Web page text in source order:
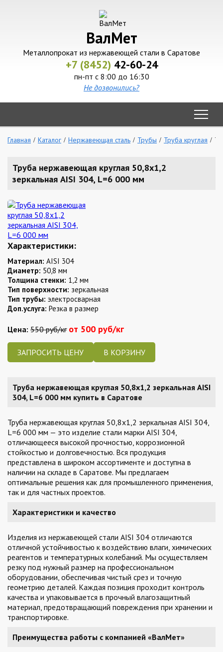
ВалМет
Металлопрокат из нержавеющей стали в Саратове
+7 (8452) 42-60-24
пн-пт с 8:00 до 16:30
Не дозвонились?
Главная Каталог Нержавеющая сталь Трубы Труба круглая
Труба нержавеющая круглая 50,8х1,2
зеркальная AISI 304, L=6 000 мм
Характеристики:
Материал: AISI 304
Диаметр: 50,8 мм
Толщина стенки: 1,2 мм
Тип поверхности: зеркальная
Тип трубы: электросварная
Доп.услуга: Резка в размер
Цена: 550 руб/кг от 500 руб/кг
ЗАПРОСИТЬ ЦЕНУ
Труба нержавеющая круглая 50,8х1,2 зеркальная AISI
304, L=6 000 мм купить в Саратове
Труба нержавеющая круглая 50,8х1,2 зеркальная AISI 304,
L=6 000 мм — это изделие стали марки AISI 304,
отличающееся высокой прочностью, коррозионной
стойкостью и долговечностью. Вся продукция
представлена в широком ассортименте и доступна в
наличии на складе в Саратове. Мы предлагаем
оптимальные решения как для промышленного применения,
так и для частных проектов.
Характеристики и качество
Изделия из нержавеющей стали AISI 304 отличаются
отличной устойчивостью к воздействию влаги, химических
реагентов и температурных колебаний. Мы осуществляем
резку под нужный размер на профессиональном
оборудовании, обеспечивая чистый срез и точную
геометрию деталей. Каждая позиция проходит контроль
качества и упаковывается в прочный влагозащитный
материал, предотвращающий повреждения при хранении и
транспортировке.
Преимущества работы с компанией «ВалМет»